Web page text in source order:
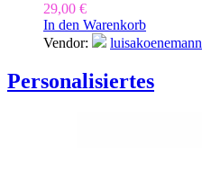
29,00 €
In den Warenkorb
Vendor:
luisakoenemann
Personalisiertes